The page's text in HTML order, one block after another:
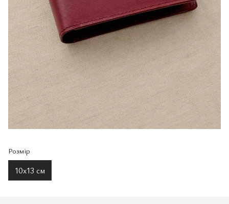
Розмір
10х13 см